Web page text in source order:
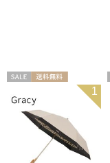
ギフト向け
1